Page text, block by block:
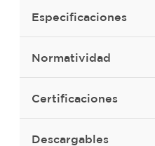
Especificaciones
Normatividad
Certificaciones
Descargables